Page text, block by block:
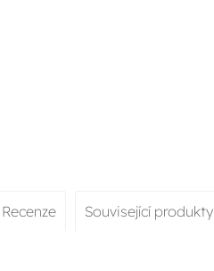
Recenze Související produkty